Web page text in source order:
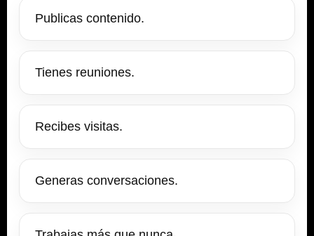
Publicas contenido.
Tienes reuniones.
Recibes visitas.
Generas conversaciones.